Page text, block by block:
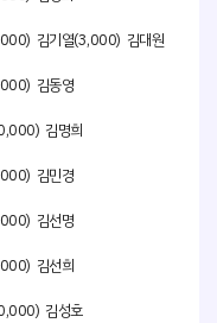
김기열(3,000) 김대원
김동영
김명희
김민경
김선명
김선희
김성호